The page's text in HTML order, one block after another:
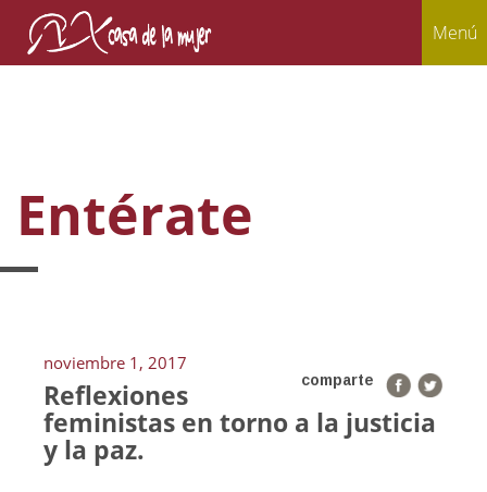
Menú
Entérate
noviembre 1, 2017
comparte
Reflexiones
feministas en torno a la justicia
y la paz.